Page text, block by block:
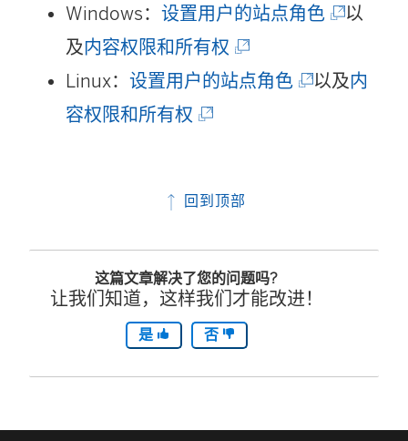
Windows： 设置用户的站点角色(
接
中
以
及内容权限和所有权 (
链
窗
口
中
打
开
)
Linux： 设置用户的站点角色(
窗
开
以及内
容权限和所有权 (
在
新
窗
口
中
打
回到顶部
这篇文章解决了您的问题吗?
让我们知道，这样我们才能改进！
是 否